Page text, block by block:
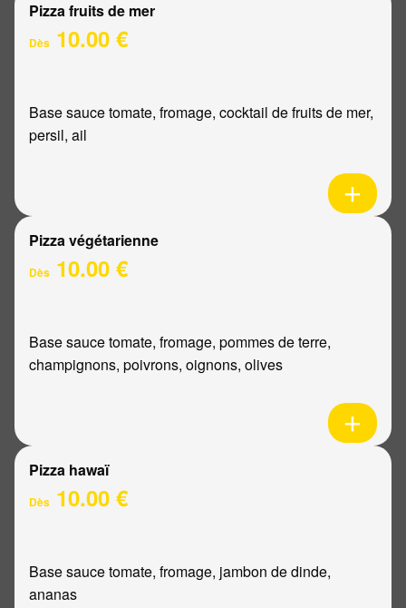
Pizza fruits de mer
Dès 10.00 €
Base sauce tomate, fromage, cocktail de fruits de mer,
persil, ail
Pizza végétarienne
Dès 10.00 €
Base sauce tomate, fromage, pommes de terre,
champignons, poivrons, oignons, olives
Pizza hawaï
Dès 10.00 €
Base sauce tomate, fromage, jambon de dinde,
ananas